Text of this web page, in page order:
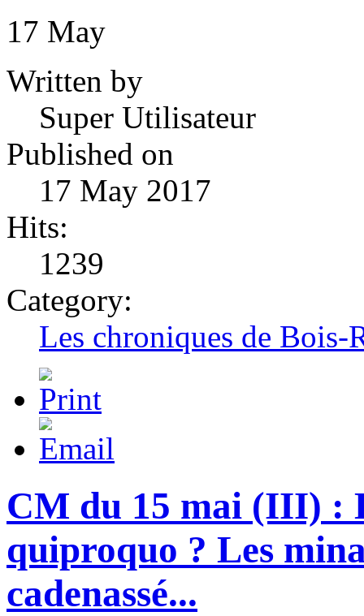
17 May
Written by
Super Utilisateur
Published on
17 May 2017
Hits:
1239
Category:
Les chroniques de Bois-
CM du 15 mai (III) :
quiproquo ? Les
cadenassé...